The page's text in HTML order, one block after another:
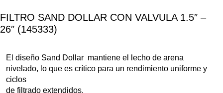
FILTRO SAND DOLLAR CON VALVULA 1.5″ –
26″ (145333)
El diseño Sand Dollar mantiene el lecho de arena
nivelado, lo que es crítico para un rendimiento uniforme y
ciclos
de filtrado extendidos.